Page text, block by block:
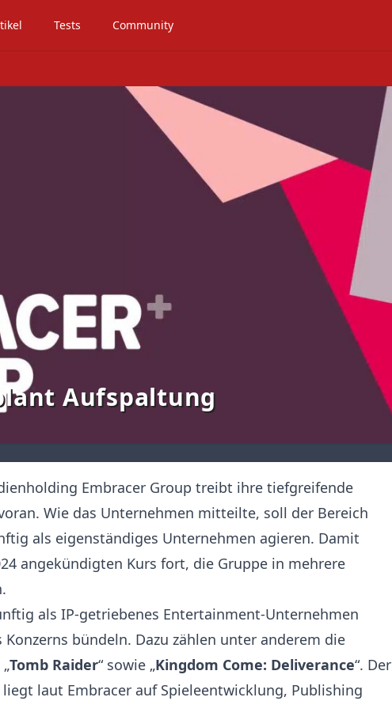
Tests Community
Aufspaltung
Embracer Group treibt ihre tiefgreifende
Wie das Unternehmen mitteilte, soll der Bereich
als eigenständiges Unternehmen agieren. Damit
angekündigten Kurs fort, die Gruppe in mehrere
als IP-getriebenes Entertainment-Unternehmen
bündeln. Dazu zählen unter anderem die
„Tomb Raider“ sowie „Kingdom Come: Deliverance“. Der
laut Embracer auf Spieleentwicklung, Publishing